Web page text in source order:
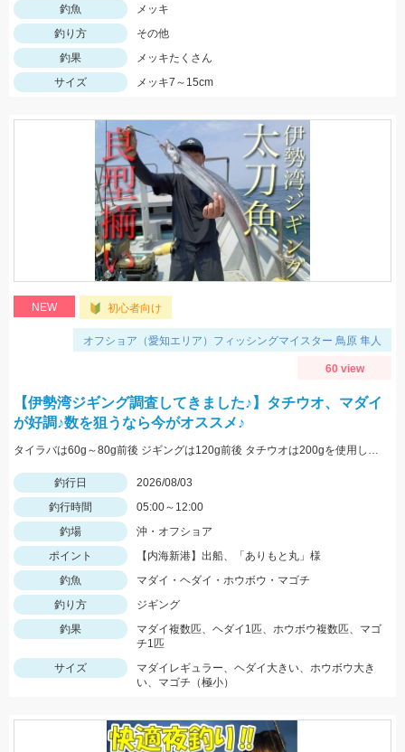
釣魚
メッキ
釣り方
その他
釣果
メッキたくさん
サイズ
メッキ7～15cm
NEW 初心者向け
オフショア（愛知エリア）フィッシングマイスター 鳥原 隼人
60 view
【伊勢湾ジギング調査してきました♪】タチウオ、マダイ
が好調♪数を狙うなら今がオススメ♪
タイラバは60g～80g前後 ジギングは120g前後 タチウオは200gを使用しました
釣行日
2026/08/03
釣行時間
05:00～12:00
釣場
沖・オフショア
ポイント
【内海新港】出船、「ありもと丸」様
釣魚
マダイ・ヘダイ・ホウボウ・マゴチ
釣り方
ジギング
釣果
マダイ複数匹、ヘダイ1匹、ホウボウ複数匹、マゴ
チ1匹
サイズ
マダイレギュラー、ヘダイ大きい、ホウボウ大き
い、マゴチ（極小）